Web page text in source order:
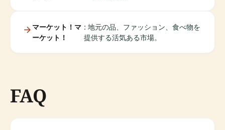
マーケット！マ
ーケット！
: 地元の品、ファッション、食べ物を
提供する活気ある市場。
FAQ